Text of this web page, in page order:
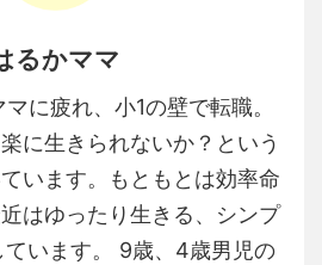
るかママ
に疲れ、小1の壁で転職。
に生きられないか？という
います。もともとは効率命
はゆったり生きる、シンプ
います。 9歳、4歳男児の